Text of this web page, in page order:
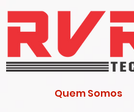
Quem Somos